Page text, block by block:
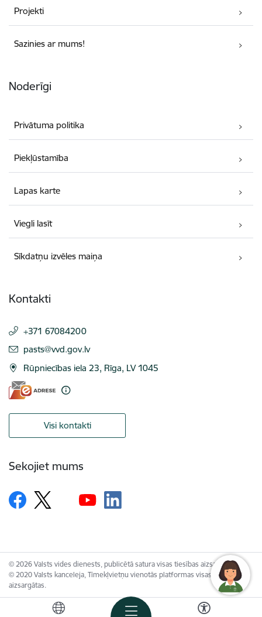
Projekti
Sazinies ar mums!
Noderīgi
Privātuma politika
Piekļūstamība
Lapas karte
Viegli lasīt
Sīkdatņu izvēles maiņa
Kontakti
+371 67084200
E-pasts:
pasts@vvd.gov.lv
Rūpniecības iela 23, Rīga, LV 1045
Visi kontakti
Sekojiet mums
© 2026 Valsts vides dienests, publicētā satura visas tiesības aizsargātas.
© 2020 Valsts kanceleja, Tīmekļvietņu vienotās platformas visas tiesības
aizsargātas.